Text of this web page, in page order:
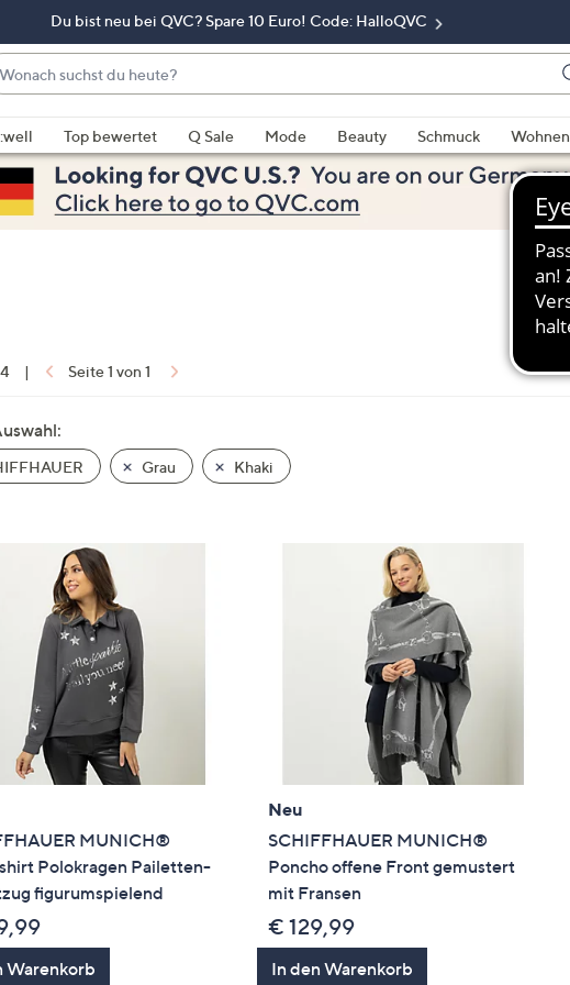
Du bist neu bei QVC? Spare 10 Euro! Code: HalloQVC
Top bewertet Q Sale Mode Beauty Schmuck Wohnen
| Seite 1 von 1
Grau Khaki
MUNICH®
Polokragen Pailetten-
figurumspielend
Warenkorb
Neu
SCHIFFHAUER MUNICH®
Poncho offene Front gemustert
mit Fransen
€ 129,99
In den Warenkorb